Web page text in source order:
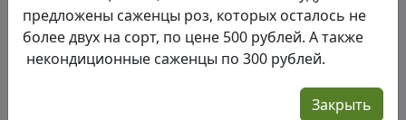
предложены саженцы роз, которых осталось не
более двух на сорт, по цене 500 рублей. А также
некондиционные саженцы по 300 рублей.
Закрыть